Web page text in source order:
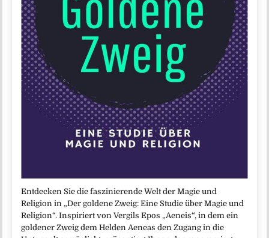
Entdecken Sie die faszinierende Welt der Magie und
Religion in „Der goldene Zweig: Eine Studie über Magie und
Religion“. Inspiriert von Vergils Epos „Aeneis“, in dem ein
goldener Zweig dem Helden Aeneas den Zugang in die